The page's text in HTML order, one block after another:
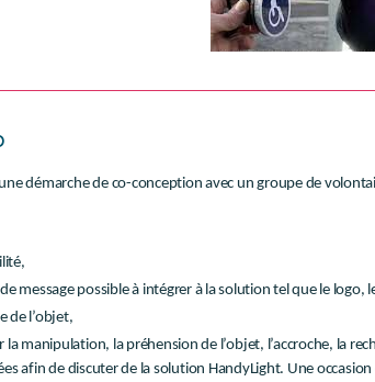
démarche de co-conception avec un groupe de
message possible à intégrer à la solution tel que le
de l’objet,
manipulation, la préhension de l’objet, l’accroche, la
afin de discuter de la solution HandyLight. Une